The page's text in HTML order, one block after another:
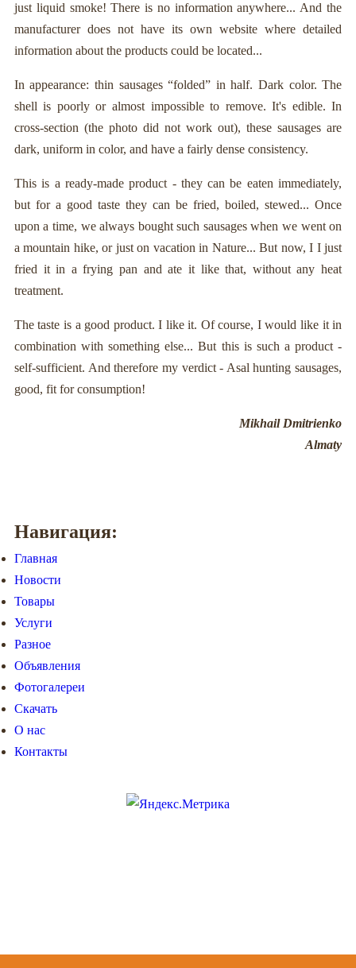
just liquid smoke! There is no information anywhere... And the
manufacturer does not have its own website where detailed
information about the products could be located...
In appearance: thin sausages “folded” in half. Dark color. The
shell is poorly or almost impossible to remove. It's edible. In
cross-section (the photo did not work out), these sausages are
dark, uniform in color, and have a fairly dense consistency.
This is a ready-made product - they can be eaten immediately,
but for a good taste they can be fried, boiled, stewed... Once
upon a time, we always bought such sausages when we went on
a mountain hike, or just on vacation in Nature... But now, I I just
fried it in a frying pan and ate it like that, without any heat
treatment.
The taste is a good product. I like it. Of course, I would like it in
combination with something else... But this is such a product -
self-sufficient. And therefore my verdict - Asal hunting sausages,
good, fit for consumption!
Mikhail Dmitrienko
Almaty
Навигация:
Главная
Новости
Товары
Услуги
Разное
Объявления
Фотогалереи
Скачать
О нас
Контакты